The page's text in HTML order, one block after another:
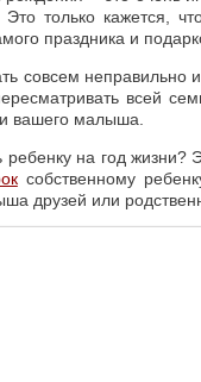
Это только кажется,
праздника и
совсем неправильно
всей
вашего малыша.
ребенку на год жизни?
собственному
друзей или